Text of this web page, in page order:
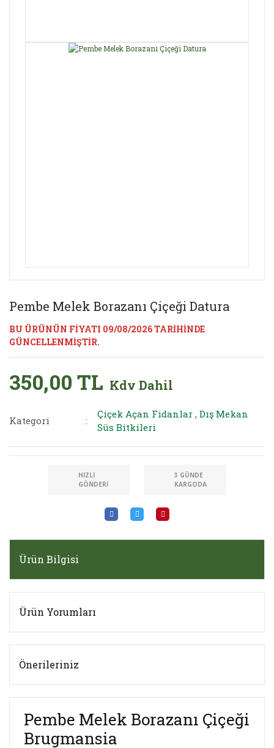
Pembe Melek Borazanı Çiçeği Datura
BU ÜRÜNÜN FİYATI 09/08/2026 TARİHİNDE
GÜNCELLENMİŞTİR.
350,00 TL Kdv Dahil
Kategori
Çiçek Açan Fidanlar ,Dış Mekan
Süs Bitkileri
HIZLI
GÖNDERI
3 GÜNDE
KARGODA
Ürün Bilgisi
Ürün Yorumları
Önerileriniz
Pembe Melek Borazanı Çiçeği
Brugmansia